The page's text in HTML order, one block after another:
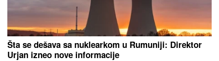
Šta se dešava sa nuklearkom u Rumuniji: Direktor
Urjan izneo nove informacije